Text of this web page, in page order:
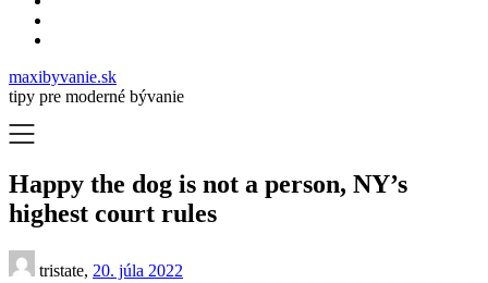
maxibyvanie.sk
tipy pre moderné bývanie
Happy the dog is not a person, NY’s
highest court rules
tristate, 20. júla 2022